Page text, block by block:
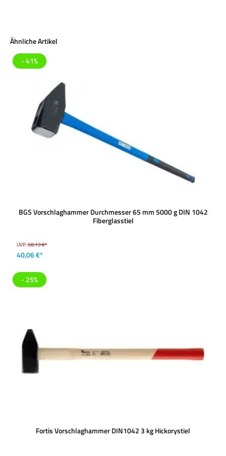
Produktgalerie überspringen
Ähnliche Artikel
- 41%
BGS Vorschlaghammer Durchmesser 65 mm 5000 g DIN 1042
Fiberglasstiel
UVP:68,13 €*
40,06 €*
- 25%
Fortis Vorschlaghammer DIN1042 3 kg Hickorystiel